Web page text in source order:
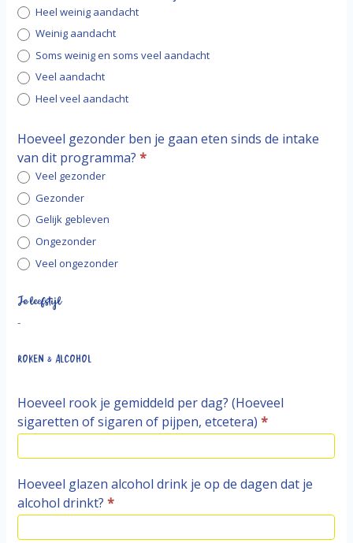
Heel weinig aandacht
Weinig aandacht
Soms weinig en soms veel aandacht
Veel aandacht
Heel veel aandacht
Hoeveel gezonder ben je gaan eten sinds de intake
van dit programma?*
Veel gezonder
Gezonder
Gelijk gebleven
Ongezonder
Veel ongezonder
Je leefstijl
-
Roken & Alcohol
Hoeveel rook je gemiddeld per dag? (Hoeveel
sigaretten of sigaren of pijpen, etcetera)*
Hoeveel glazen alcohol drink je op de dagen dat je
alcohol drinkt?*